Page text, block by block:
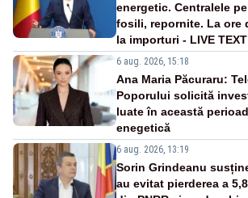
energetic. Centralele
fosili, repornite. La ore
la importuri - LIVE TEXT
6 aug. 2026, 15:18
Ana Maria Păcuraru:
Poporului solicită
luate în această
enegetică
6 aug. 2026, 13:19
Sorin Grindeanu
au evitat pierderea a